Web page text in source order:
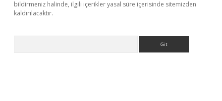
bildirmeniz halinde, ilgili içerikler yasal süre içerisinde sitemizden
kaldırılacaktır.